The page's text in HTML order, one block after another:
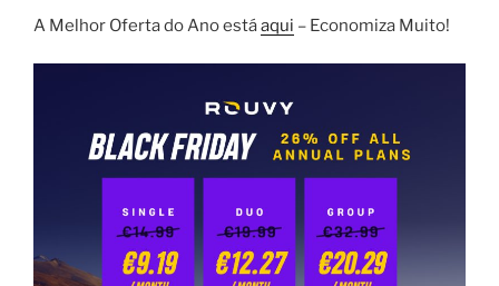
A Melhor Oferta do Ano estáaqui – Economiza Muito!